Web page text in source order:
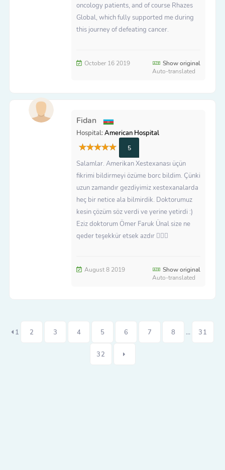
oncology patients, and of course Rhazes
Global, which fully supported me during
this journey of defeating cancer.
October 16 2019
Show original
Auto-translated
Fidan
Hospital:American Hospital
5
Salamlar. Amerikan Xestexanası üçün
fikrimi bildirmeyi özüme borc bildim. Çünki
uzun zamandır gezdiyimiz xestexanalarda
heç bir netice ala bilmirdik. Doktorumuz
kesin çözüm söz verdi ve yerine yetirdi :)
Eziz doktorum Ömer Faruk Ünal size ne
qeder teşekkür etsek azdır 🙇🏻‍♀️
August 8 2019
Show original
Auto-translated
1 2 3 4 5 6 7 8 ... 31
32